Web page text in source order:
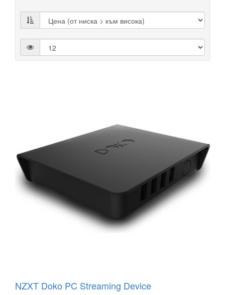
NZXT Doko PC Streaming Device